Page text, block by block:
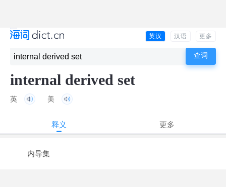
英汉 汉语 更多
internal derived set
英 美
释义 更多
内导集